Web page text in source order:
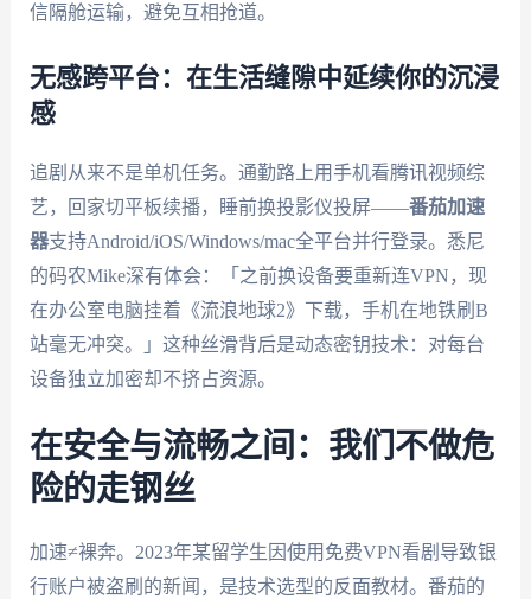
信隔舱运输，避免互相抢道。
无感跨平台：在生活缝隙中延续你的沉浸
感
追剧从来不是单机任务。通勤路上用手机看腾讯视频综
艺，回家切平板续播，睡前换投影仪投屏——番茄加速
器支持Android/iOS/Windows/mac全平台并行登录。悉尼
的码农Mike深有体会：「之前换设备要重新连VPN，现
在办公室电脑挂着《流浪地球2》下载，手机在地铁刷B
站毫无冲突。」这种丝滑背后是动态密钥技术：对每台
设备独立加密却不挤占资源。
在安全与流畅之间：我们不做危
险的走钢丝
加速≠裸奔。2023年某留学生因使用免费VPN看剧导致银
行账户被盗刷的新闻，是技术选型的反面教材。番茄的